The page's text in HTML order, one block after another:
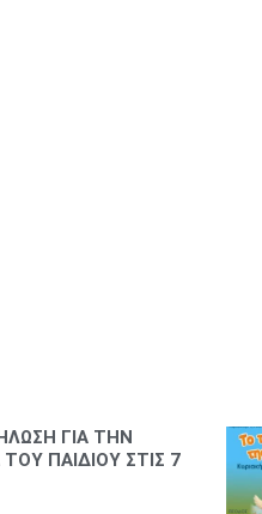
ΓΙΑ ΤΗΝ
ΠΑΙΔΙΟΥ ΣΤΙΣ 7